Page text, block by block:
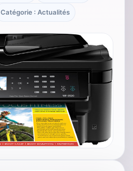
Catégorie : Actualités